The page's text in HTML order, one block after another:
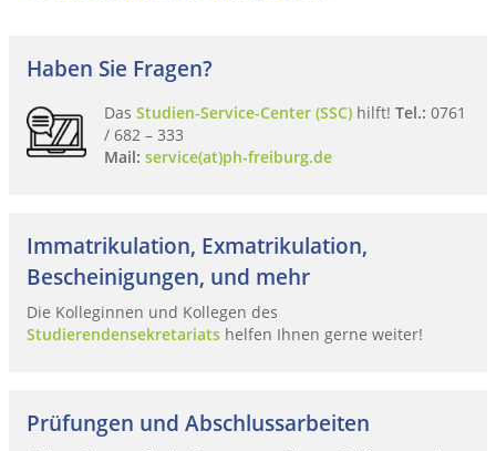
Haben Sie Fragen?
Das Studien-Service-Center (SSC) hilft! Tel.: 0761
/ 682 – 333
Mail: service(at)ph-freiburg.de
Immatrikulation, Exmatrikulation,
Bescheinigungen, und mehr
Die Kolleginnen und Kollegen des
Studierendensekretariats helfen Ihnen gerne weiter!
Prüfungen und Abschlussarbeiten